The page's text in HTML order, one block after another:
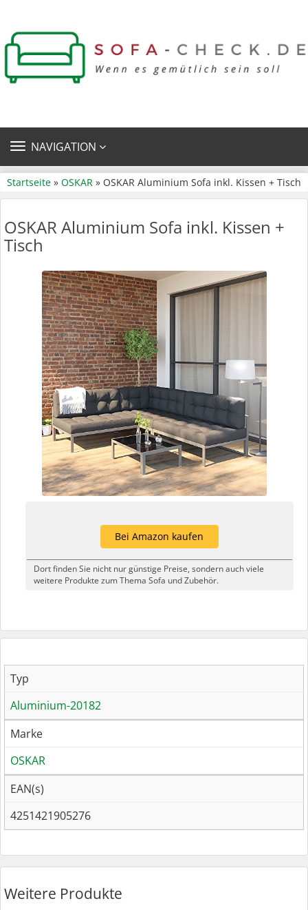
TOGGLE
NAVIGATION
Startseite » OSKAR » OSKAR Aluminium Sofa inkl. Kissen + Tisch
OSKAR Aluminium Sofa inkl. Kissen +
Tisch
Bei Amazon kaufen
Dort finden Sie nicht nur günstige Preise, sondern auch viele
weitere Produkte zum Thema Sofa und Zubehör.
Typ
Aluminium-20182
Marke
OSKAR
EAN(s)
4251421905276
Weitere Produkte